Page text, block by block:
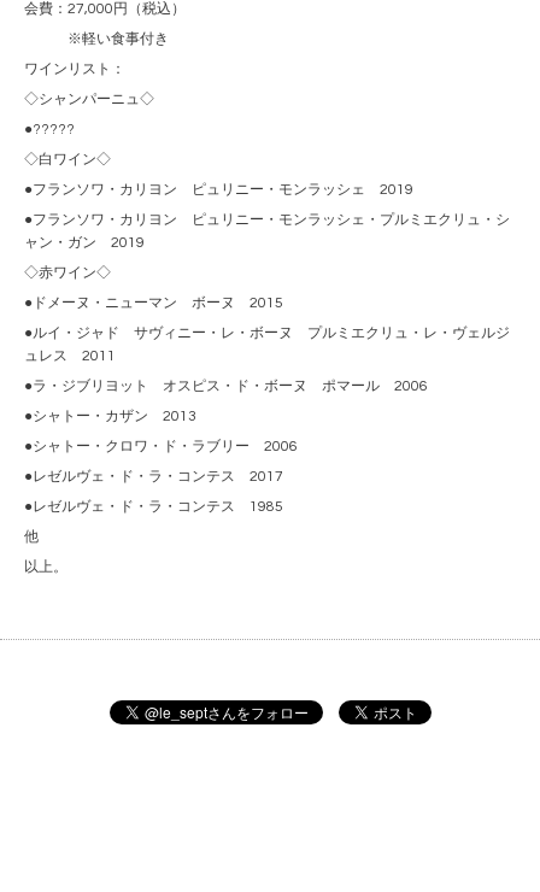
会費：27,000円（税込）
※軽い食事付き
ワインリスト：
◇シャンパーニュ◇
●?????
◇白ワイン◇
●フランソワ・カリヨン ピュリニー・モンラッシェ 2019
●フランソワ・カリヨン ピュリニー・モンラッシェ・プルミエクリュ・シ
ャン・ガン 2019
◇赤ワイン◇
●ドメーヌ・ニューマン ボーヌ 2015
●ルイ・ジャド サヴィニー・レ・ボーヌ プルミエクリュ・レ・ヴェルジ
ュレス 2011
●ラ・ジブリヨット オスピス・ド・ボーヌ ポマール 2006
●シャトー・カザン 2013
●シャトー・クロワ・ド・ラブリー 2006
●レゼルヴェ・ド・ラ・コンテス 2017
●レゼルヴェ・ド・ラ・コンテス 1985
他
以上。